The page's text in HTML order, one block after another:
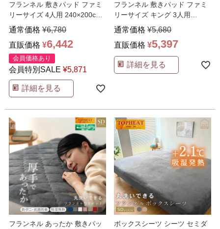
フランネル 敷きパッド ファミ
リーサイズ 4人用 240×200cm
プレミアム …
通常価格 ¥6,780
直販価格 ¥6,442
会員価格あり
会員特別SALE ¥5,871
詳細を見る
フランネル 敷きパッド ファミ
リーサイズ キング 3人用
200×200cm プ…
通常価格 ¥5,680
直販価格 ¥5,397
詳細を見る
フランネル あったか 敷きパッ
ボックスシーツ シーツ セミダ